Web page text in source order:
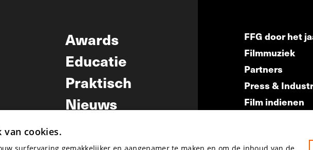
Awards
Educatie
Praktisch
Nieuws
FFG door het
Filmmuziek
Partners
Press &
Film indienen
van cookies.
surfervaring gemakkelijker en aangenamer te maken en om de inhoud van de